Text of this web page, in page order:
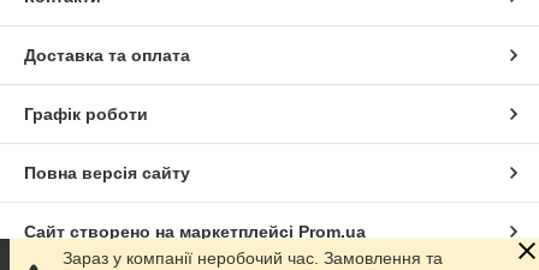
Доставка та оплата
Графік роботи
Повна версія сайту
Сайт створено на маркетплейсі Prom.ua
Зараз у компанії неробочий час. Замовлення та